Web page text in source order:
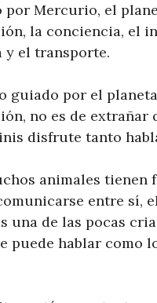
por Mercurio, el
la conciencia, el
y el transporte.
guiado por el
no es de extrañar
disfrute tanto
animales tienen
entre sí,
una de las pocas
puede hablar como